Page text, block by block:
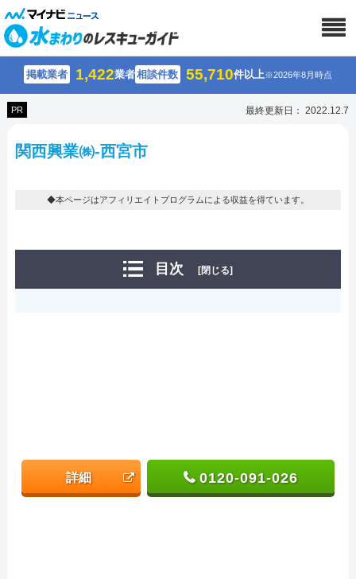
掲載業者 1,422業者相談件数 55,710件以上※2026年8月時点
PR 最終更新日： 2022.12.7
関⻄興業㈱-西宮市
◆本ページはアフィリエイトプログラムによる収益を得ています。
目次 [閉じる]
詳細 0120-091-026